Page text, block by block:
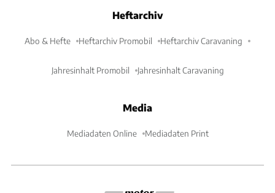
Heftarchiv
Abo & Hefte Heftarchiv Promobil Heftarchiv Caravaning
Jahresinhalt Promobil Jahresinhalt Caravaning
Media
Mediadaten Online Mediadaten Print